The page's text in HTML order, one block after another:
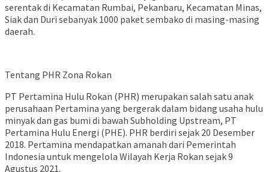
serentak di Kecamatan Rumbai, Pekanbaru, Kecamatan Minas,
Siak dan Duri sebanyak 1000 paket sembako di masing-masing
daerah.
Tentang PHR Zona Rokan
PT Pertamina Hulu Rokan (PHR) merupakan salah satu anak
perusahaan Pertamina yang bergerak dalam bidang usaha hulu
minyak dan gas bumi di bawah Subholding Upstream, PT
Pertamina Hulu Energi (PHE). PHR berdiri sejak 20 Desember
2018. Pertamina mendapatkan amanah dari Pemerintah
Indonesia untuk mengelola Wilayah Kerja Rokan sejak 9
Agustus 2021.